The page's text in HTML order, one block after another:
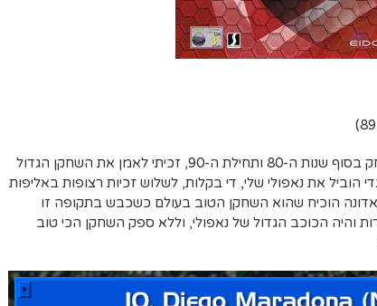
בזכות עדכון מיוחד המאפשר לשחק בסוף שנות ה-80 ותחילת ה-90, זכיתי לאמן את השחקן הגדול
בכל הזמנים. מספר 10 האגדי הוביל את נאפולי שלי, די בקלות, לשלוש זכיות רצופות באליפות
הוכיח שהוא השחקן הטוב בעולם כשכבש בתקופה זו
המסגרות והיה הכוכב הגדול של נאפולי, וללא ספק השחקן הכי טוב